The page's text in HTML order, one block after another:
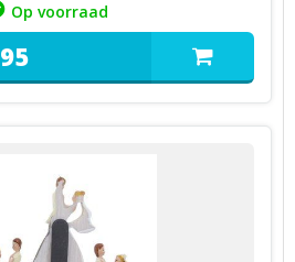
Op voorraad
95